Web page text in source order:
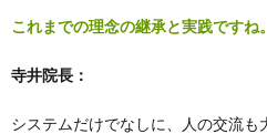
これまでの理念の継承と実践ですね。
寺井院長：
システムだけでなしに、人の交流も